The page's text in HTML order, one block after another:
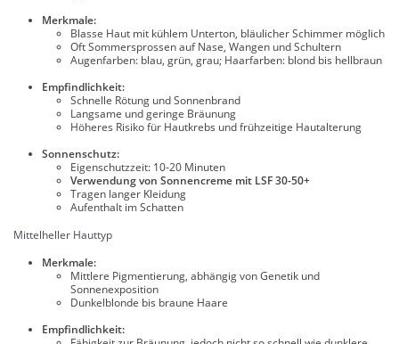
Merkmale:
Blasse Haut mit kühlem Unterton, bläulicher Schimmer möglich
Oft Sommersprossen auf Nase, Wangen und Schultern
Augenfarben: blau, grün, grau; Haarfarben: blond bis hellbraun
Empfindlichkeit:
Schnelle Rötung und Sonnenbrand
Langsame und geringe Bräunung
Höheres Risiko für Hautkrebs und frühzeitige Hautalterung
Sonnenschutz:
Eigenschutzzeit: 10-20 Minuten
Verwendung von Sonnencreme mit LSF 30-50+
Tragen langer Kleidung
Aufenthalt im Schatten
Mittelheller Hauttyp
Merkmale:
Mittlere Pigmentierung, abhängig von Genetik und
Sonnenexposition
Dunkelblonde bis braune Haare
Empfindlichkeit: